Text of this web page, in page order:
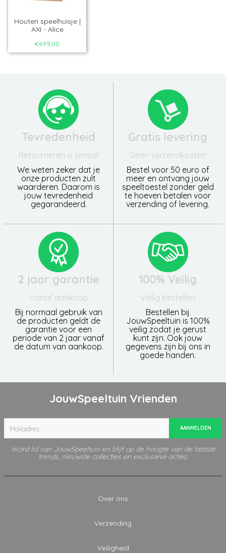
Houten speelhuisje |
AXI - Alice
€699,00
Tevredenheid
Retourneren is simpel
We weten zeker dat je
onze producten zult
waarderen. Daarom is
jouw tevredenheid
gegarandeerd.
Gratis levering
Geen verzendkosten
Bestel voor 50 euro of
meer en ontvang jouw
speeltoestel zonder geld
te hoeven betalen voor
verzending of levering.
2 jaar garantie
Vanaf aankoop
Bij normaal gebruik van
de producten geldt de
garantie voor een
periode van 2 jaar vanaf
de datum van aankoop.
100% Veilig
Veilig bestellen
Bestellen bij
JouwSpeeltuin is 100%
veilig zodat je gerust
kunt zijn. Ook jouw
gegevens zijn bij ons in
goede handen.
JouwSpeeltuin Vrienden
AANMELDEN
Word lid van JouwSpeeltuin en blijf op de hoogte van de laatste
trends, nieuwste collecties en exclusieve acties.
Over ons
Verzending
Veiligheid